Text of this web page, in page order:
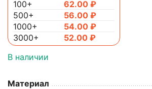
100+
500+
1000+
3000+
62.00 ₽
56.00 ₽
54.00 ₽
52.00 ₽
В наличии
Материал